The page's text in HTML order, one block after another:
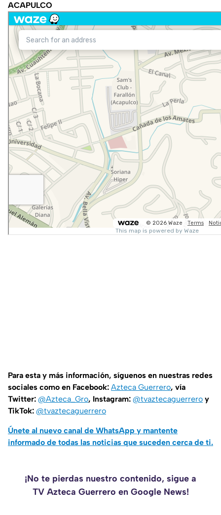
ACAPULCO
Para esta y más información, síguenos en nuestras redes
sociales como en Facebook: Azteca Guerrero, vía
Twitter: @Azteca_Gro, Instagram: @tvaztecaguerrero y
TikTok: @tvaztecaguerrero
Únete al nuevo canal de WhatsApp y mantente
informado de todas las noticias que suceden cerca de ti.
¡No te pierdas nuestro contenido, sigue a
TV Azteca Guerrero en Google News!